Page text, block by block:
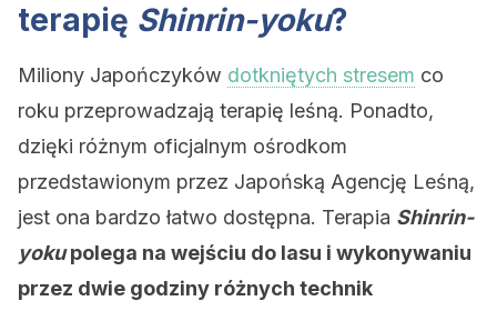
terapię Shinrin-yoku?
Miliony Japończyków dotkniętych stresem co
roku przeprowadzają terapię leśną. Ponadto,
dzięki różnym oficjalnym ośrodkom
przedstawionym przez Japońską Agencję Leśną,
jest ona bardzo łatwo dostępna. Terapia Shinrin-
yokupolega na wejściu do lasu i wykonywaniu
przez dwie godziny różnych technik